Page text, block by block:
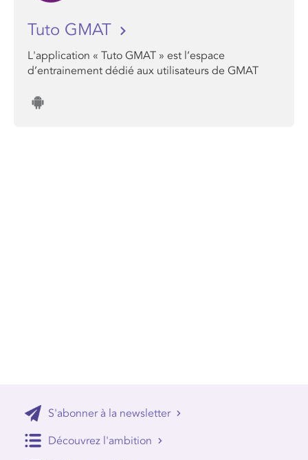
Tuto GMAT
L'application « Tuto GMAT » est l’espace
d’entrainement dédié aux utilisateurs de GMAT
S'abonner à la newsletter
Découvrez l'ambition